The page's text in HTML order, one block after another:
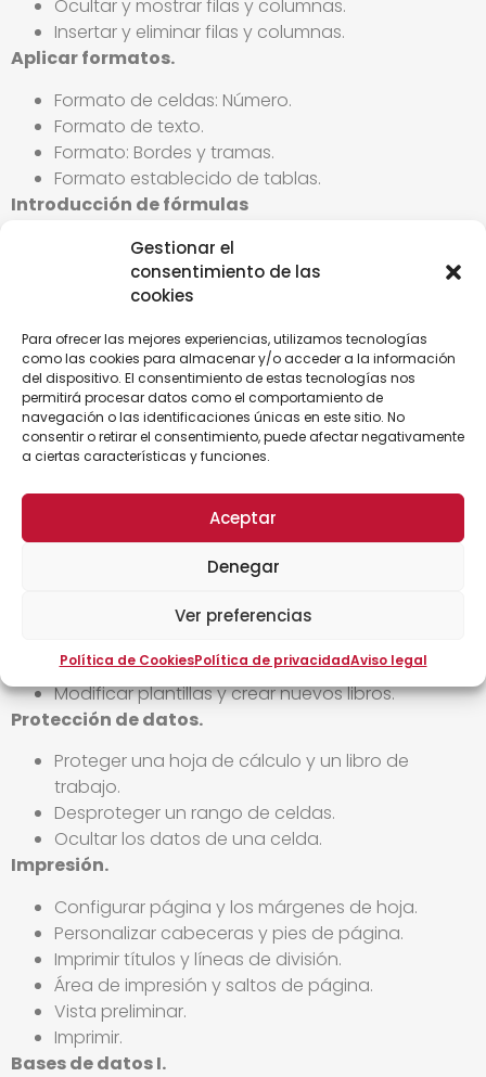
Gestionar el
consentimiento de las
cookies
Para ofrecer las mejores experiencias, utilizamos tecnologías
como las cookies para almacenar y/o acceder a la información
del dispositivo. El consentimiento de estas tecnologías nos
permitirá procesar datos como el comportamiento de
navegación o las identificaciones únicas en este sitio. No
consentir o retirar el consentimiento, puede afectar negativamente
a ciertas características y funciones.
Aceptar
Denegar
Ver preferencias
Política de CookiesPolítica de privacidadAviso legal
Ocultar y mostrar filas y columnas.
Insertar y eliminar filas y columnas.
Aplicar formatos.
Formato de celdas: Número.
Formato de texto.
Formato: Bordes y tramas.
Formato establecido de tablas.
Introducción de fórmulas
Definición, orden de los operadores, errores y
Tipos de operadores.
Referencias.
Enganchado especial.
Funciones.
Autosuma y función suma.
Funciones financieras.
Funciones de fecha y hora.
Funciones matemáticas y trigométricas.
Funciones estadísticas.
Funciones de búsqueda y referencia.
Creación de plantillas.
Crear y guardar una plantilla.
Modificar plantillas y crear nuevos libros.
Protección de datos.
Proteger una hoja de cálculo y un libro de
trabajo.
Desproteger un rango de celdas.
Ocultar los datos de una celda.
Impresión.
Configurar página y los márgenes de hoja.
Personalizar cabeceras y pies de página.
Imprimir títulos y líneas de división.
Área de impresión y saltos de página.
Vista preliminar.
Imprimir.
Bases de datos I.